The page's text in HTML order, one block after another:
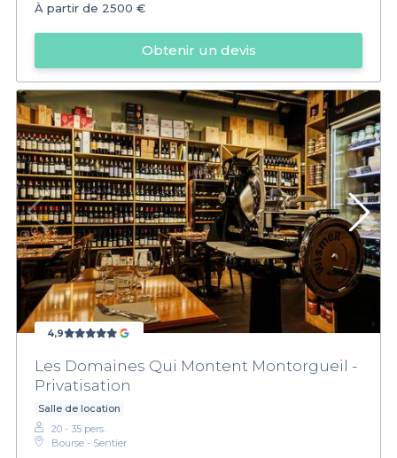
À partir de 2500 €
Obtenir un devis
4,9
Les Domaines Qui Montent Montorgueil -
Privatisation
Salle de location
20 - 35 pers.
Bourse - Sentier